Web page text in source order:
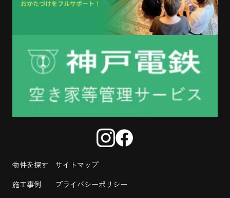
物件を探す
施工事例
サイトマップ
プライバシーポリシー